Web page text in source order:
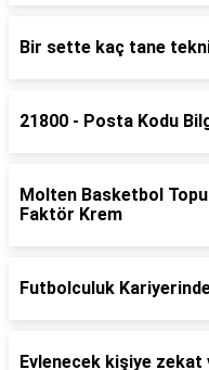
Bir sette kaç tane
21800 - Posta Kodu
Molten Basketbol
Faktör Krem
Futbolculuk Kariyerinde
Evlenecek kişiye zekat